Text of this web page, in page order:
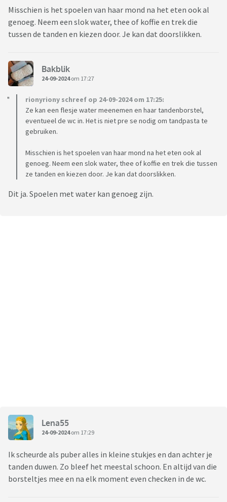
Misschien is het spoelen van haar mond na het eten ook al
genoeg. Neem een slok water, thee of koffie en trek die
tussen de tanden en kiezen door. Je kan dat doorslikken.
Bakblik
24-09-2024om 17:27
rionyriony schreef op 24-09-2024 om 17:25:
Ze kan een flesje water meenemen en haar tandenborstel,
eventueel de wc in. Het is niet pre se nodig om tandpasta te
gebruiken.
Misschien is het spoelen van haar mond na het eten ook al
genoeg. Neem een slok water, thee of koffie en trek die tussen
ze tanden en kiezen door. Je kan dat doorslikken.
Dit ja. Spoelen met water kan genoeg zijn.
Lena55
24-09-2024om 17:29
Ik scheurde als puber alles in kleine stukjes en dan achter je
tanden duwen. Zo bleef het meestal schoon. En altijd van die
borsteltjes mee en na elk moment even checken in de wc.